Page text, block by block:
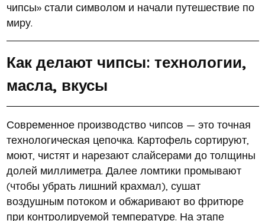
чипсы» стали символом и начали путешествие по
миру.
Как делают чипсы: технологии,
масла, вкусы
Современное производство чипсов — это точная
технологическая цепочка. Картофель сортируют,
моют, чистят и нарезают слайсерами до толщины
долей миллиметра. Далее ломтики промывают
(чтобы убрать лишний крахмал), сушат
воздушным потоком и обжаривают во фритюре
при контролируемой температуре. На этапе